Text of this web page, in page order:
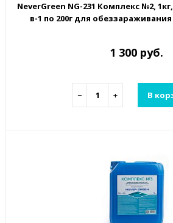
NeverGreen NG-231 Комплекс №2,
в-1 по 200г для
1 300 руб.
− + В